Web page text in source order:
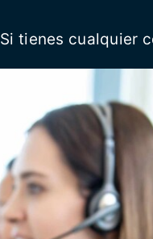
Si tienes cualquier